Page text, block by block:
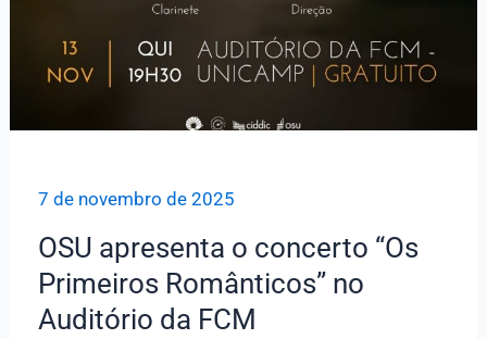
7 de novembro de 2025
OSU apresenta o concerto “Os
Primeiros Românticos” no
Auditório da FCM